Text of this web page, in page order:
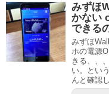
みずほ
かない
できる
みずほ
ホの電源
きる、、
い。とい
んと確認